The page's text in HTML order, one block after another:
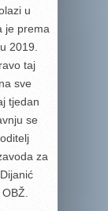
u
je prema
2019.
taj
sve
tjedan
se
za